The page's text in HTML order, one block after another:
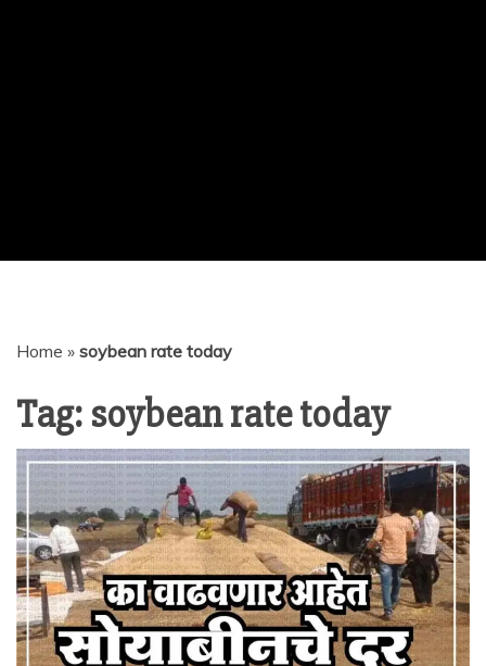
Home » soybean rate today
Tag: soybean rate today